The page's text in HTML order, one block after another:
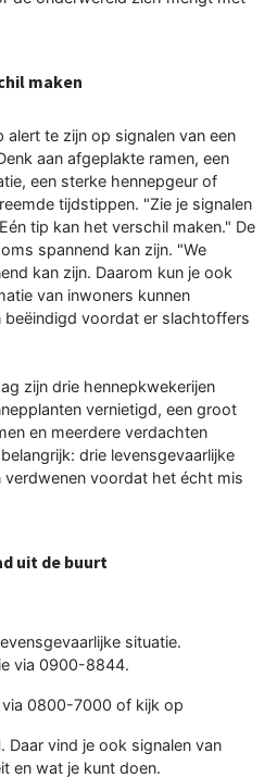
maken
te zijn op signalen van een
aan afgeplakte ramen, een
een sterke hennepgeur of
tijdstippen. "Zie je signalen
tip kan het verschil maken." De
spannend kan zijn. "We
kan zijn. Daarom kun je ook
van inwoners kunnen
voordat er slachtoffers
zijn drie hennepkwekerijen
vernietigd, een groot
en meerdere verdachten
drie levensgevaarlijke
voordat het écht mis
uit de buurt
situatie.
via 0900-8844.
via 0800-7000 of kijk op
. Daar vind je ook signalen van
en wat je kunt doen.